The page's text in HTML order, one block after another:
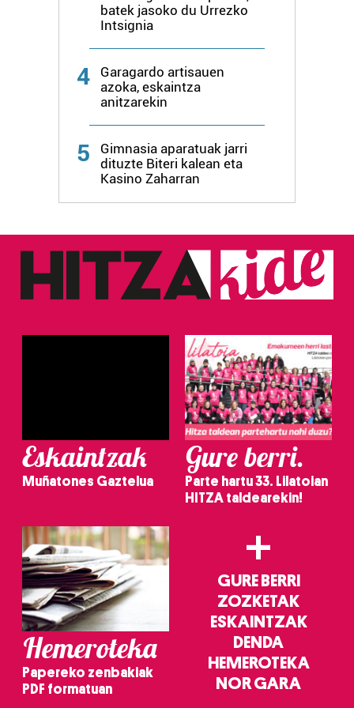
batek jasoko du Urrezko
Intsignia
4
Garagardo artisauen
azoka, eskaintza
anitzarekin
5
Gimnasia aparatuak jarri
dituzte Biteri kalean eta
Kasino Zaharran
Eskaintzak
Muñatones Gaztelua
Gure berri.
Parte hartu 33. Lilatoian
HITZA taldearekin!
Hemeroteka
Papereko zenbakiak
PDF formatuan
+
GURE BERRI
ZOZKETAK
ESKAINTZAK
DENDA
HEMEROTEKA
NOR GARA